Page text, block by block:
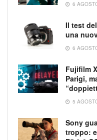
6
Il test
una
6
Fujifilm
Parigi,
5
Sony
troppo: